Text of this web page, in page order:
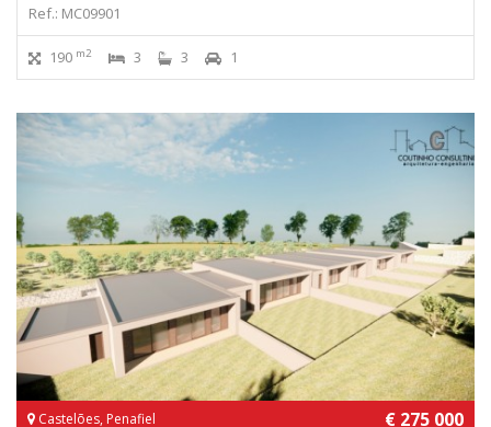
Ref.: MC09901
190 m2 3 3 1
Castelões, Penafiel € 275 000